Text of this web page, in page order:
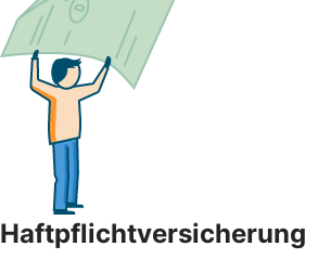
Haftpflichtversicherung